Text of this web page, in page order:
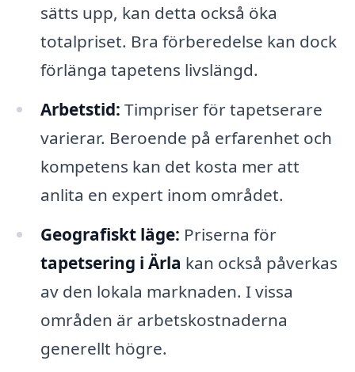
sätts upp, kan detta också öka
totalpriset. Bra förberedelse kan dock
förlänga tapetens livslängd.
Arbetstid: Timpriser för tapetserare
varierar. Beroende på erfarenhet och
kompetens kan det kosta mer att
anlita en expert inom området.
Geografiskt läge: Priserna för
tapetsering i Ärla kan också påverkas
av den lokala marknaden. I vissa
områden är arbetskostnaderna
generellt högre.